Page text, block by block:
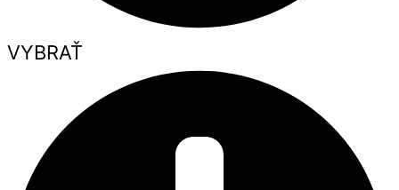
VYBRAŤ